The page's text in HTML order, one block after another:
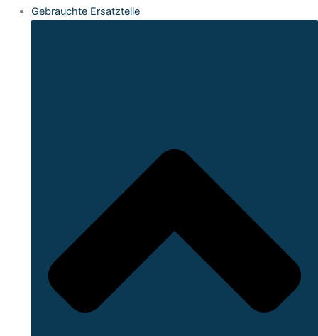
Gebrauchte Ersatzteile